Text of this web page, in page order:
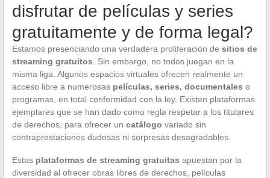
disfrutar de películas y series
gratuitamente y de forma legal?
Estamos presenciando una verdadera proliferación de sitios de
streaming gratuitos . Sin embargo, no todos juegan en la
misma liga. Algunos espacios virtuales ofrecen realmente un
acceso libre a numerosas películas, series, documentales o
programas, en total conformidad con la ley. Existen plataformas
ejemplares que se han dado como regla respetar a los titulares
de derechos, para ofrecer un catálogo variado sin
contraprestaciones dudosas ni sorpresas desagradables.
Estas plataformas de streaming gratuitas apuestan por la
diversidad al ofrecer obras libres de derechos, películas